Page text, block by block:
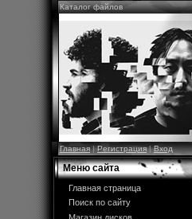
Каталог файлов
Главная|Регистрация|Вход
Меню сайта
Главная страница
Поиск по сайту